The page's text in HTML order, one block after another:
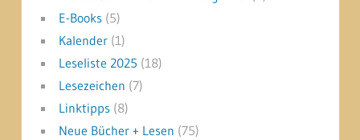
E-Books(5)
Kalender(1)
Leseliste 2025 (18)
Lesezeichen (7)
Linktipps(8)
Neue Bücher + Lesen (75)